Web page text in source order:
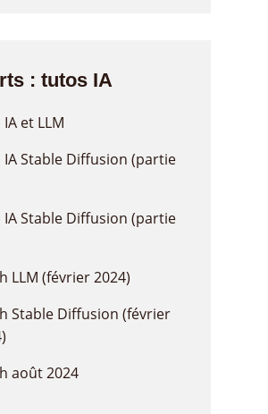
: tutos IA
et LLM
IA Stable Diffusion (partie
IA Stable Diffusion (partie
LLM (février 2024)
Stable Diffusion (février
août 2024